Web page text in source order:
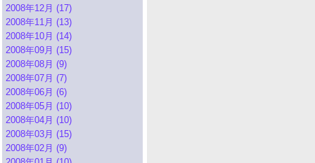
2008年12月 (17)
2008年11月 (13)
2008年10月 (14)
2008年09月 (15)
2008年08月 (9)
2008年07月 (7)
2008年06月 (6)
2008年05月 (10)
2008年04月 (10)
2008年03月 (15)
2008年02月 (9)